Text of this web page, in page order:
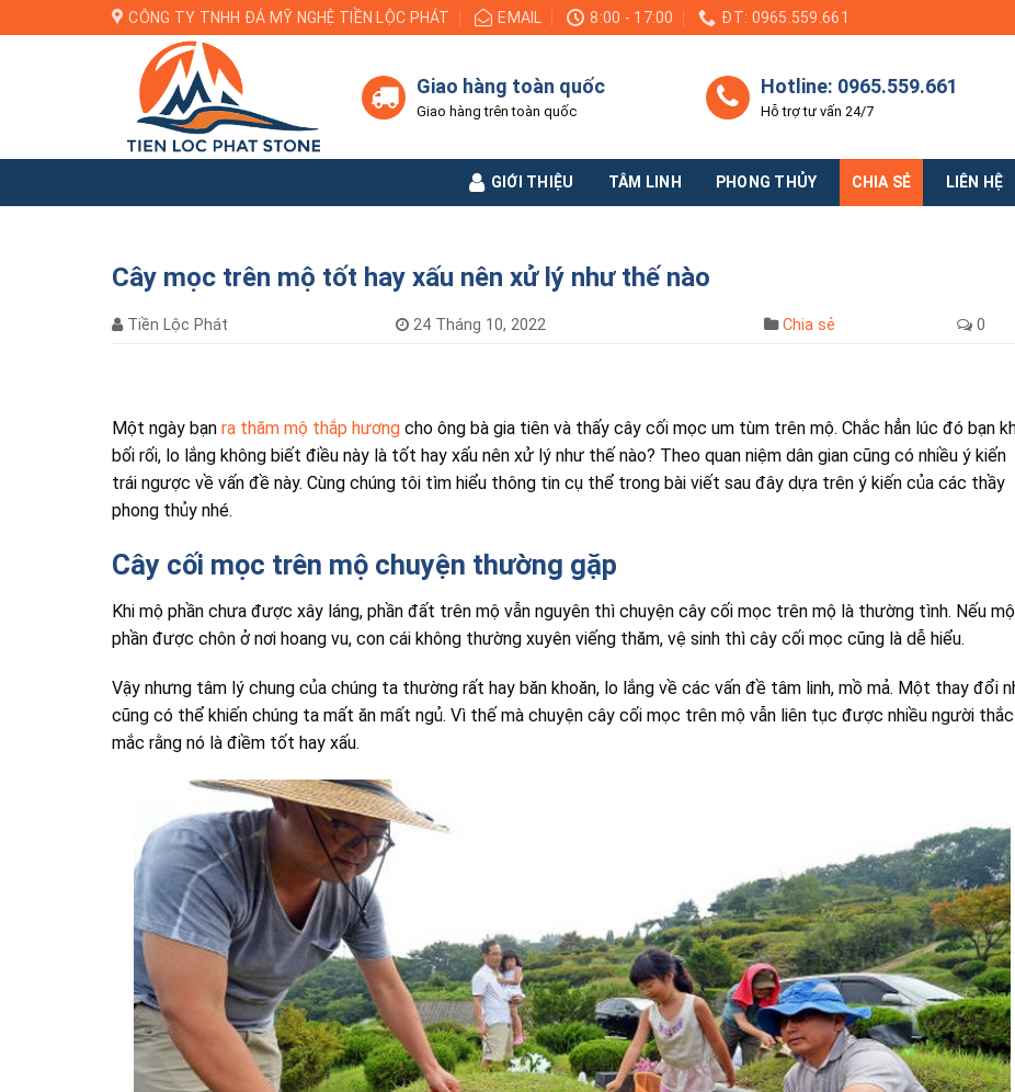
to
CÔNG TY TNHH ĐÁ MỸ NGHỆ TIỀN LỘC PHÁT EMAIL 8:00 - 17:00 ĐT: 0965.559.661
Giao hàng toàn quốc
Giao hàng trên toàn quốc
Hotline: 0965.559.661
Hỗ trợ tư vấn 24/7
GIỚI THIỆU TÂM LINH PHONG THỦY CHIA SẺ LIÊN HỆ
Cây mọc trên mộ tốt hay xấu nên xử lý như thế nào
Tiền Lộc Phát 24 Tháng 10, 2022 Chia sẻ 0
Một ngày bạn ra thăm mộ thắp hương cho ông bà gia tiên và thấy cây cối mọc um tùm trên mộ. Chắc hẳn lúc đó bạn
bối rối, lo lắng không biết điều này là tốt hay xấu nên xử lý như thế nào? Theo quan niệm dân gian cũng có nhiều ý kiến
trái ngược về vấn đề này. Cùng chúng tôi tìm hiểu thông tin cụ thể trong bài viết sau đây dựa trên ý kiến của các thầy
phong thủy nhé.
Cây cối mọc trên mộ chuyện thường gặp
Khi mộ phần chưa được xây láng, phần đất trên mộ vẫn nguyên thì chuyện cây cối mọc trên mộ là thường tình. Nếu mộ
phần được chôn ở nơi hoang vu, con cái không thường xuyên viếng thăm, vệ sinh thì cây cối mọc cũng là dễ hiểu.
Vậy nhưng tâm lý chung của chúng ta thường rất hay băn khoăn, lo lắng về các vấn đề tâm linh, mồ mả. Một thay đổi
cũng có thể khiến chúng ta mất ăn mất ngủ. Vì thế mà chuyện cây cối mọc trên mộ vẫn liên tục được nhiều người thắc
mắc rằng nó là điềm tốt hay xấu.